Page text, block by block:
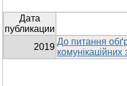
Дата
публикации
2019
До питання
комунікаційних